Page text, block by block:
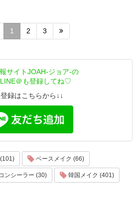
1 2 3
サイトJOAH-ジョア-の
＠も登録してね♡
登録はこちらから↓↓
ベースメイク (66)
ンシーラー (30) 韓国メイク (401)